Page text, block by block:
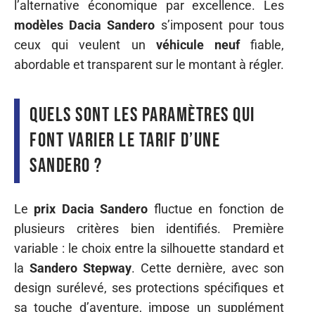
l’alternative économique par excellence. Les
modèles Dacia Sandero s’imposent pour tous
ceux qui veulent un véhicule neuffiable,
abordable et transparent sur le montant à régler.
Quels sont les paramètres qui
font varier le tarif d’une
Sandero ?
Le prix Dacia Sandero fluctue en fonction de
plusieurs critères bien identifiés. Première
variable : le choix entre la silhouette standard et
la Sandero Stepway. Cette dernière, avec son
design surélevé, ses protections spécifiques et
sa touche d’aventure, impose un supplément